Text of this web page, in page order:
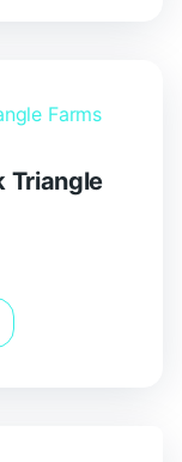
Triangle